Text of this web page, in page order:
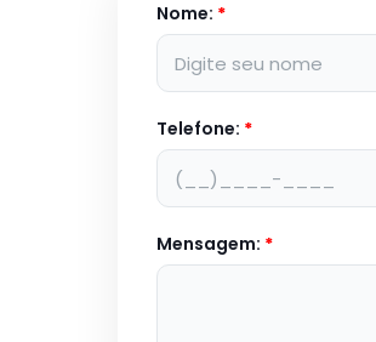
Nome: *
Telefone: *
Mensagem: *